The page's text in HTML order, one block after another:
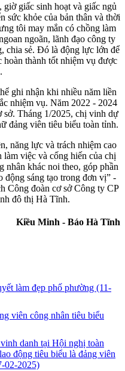
giấc sinh hoạt và giấc ngủ
sức khỏe của bản thân và thời
tôi may mắn có chồng làm
ngoãn, lãnh đạo công ty
chia sẻ. Đó là động lực lớn để
thành tốt nhiệm vụ được
ghi nhận khi nhiều năm liền
nhiệm vụ. Năm 2022 - 2024
sở. Tháng 1/2025, chị vinh dự
đảng viên tiêu biểu toàn tỉnh.
năng lực và trách nhiệm cao
việc và cống hiến của chị
nhân khác noi theo, góp phần
động sáng tạo trong đơn vị” -
Công đoàn cơ sở Công ty CP
đô thị Hà Tĩnh.
Kiều Minh - Báo Hà Tĩnh
làm đẹp phố phường (11-
viên công nhân tiêu biểu
danh tại Hội nghị toàn
động tiêu biểu là đảng viên
02-2025)